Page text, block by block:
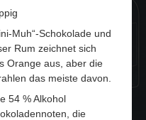
Muh“-Schokolade und
Rum zeichnet sich
Orange aus, aber die
das meiste davon.
54 % Alkohol
die